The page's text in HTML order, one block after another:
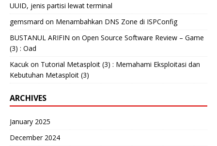
UUID, jenis partisi lewat terminal
gemsmard on Menambahkan DNS Zone di ISPConfig
BUSTANUL ARIFIN on Open Source Software Review – Game
(3) : Oad
Kacuk on Tutorial Metasploit (3) : Memahami Eksploitasi dan
Kebutuhan Metasploit (3)
ARCHIVES
January 2025
December 2024